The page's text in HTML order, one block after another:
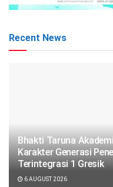
Recent News
Bhakti Taruna
Karakter Generasi
Terintegrasi 1 Gresik
6 AUGUST 2026